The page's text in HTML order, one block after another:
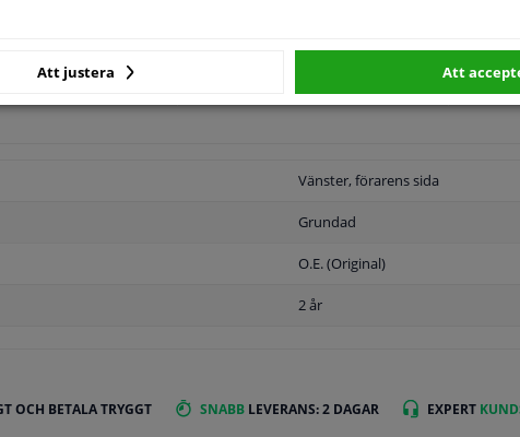
TILLÄMPLIGHET
Vänster, förarens sida
Grundad
O.E. (Original)
2 år
OCH BETALA TRYGGT SNABB LEVERANS: 2 DAGAR EXPERT
Att justera Att